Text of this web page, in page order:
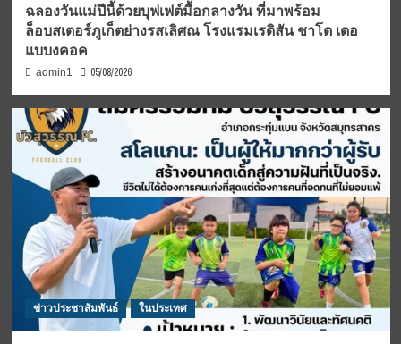
ฉลองวันแม่ปีนี้ด้วยบุฟเฟต์มื้อกลางวัน ที่มาพร้อม
ล็อบสเตอร์ภูเก็ตย่างรสเลิศณ โรงแรมเรดิสัน ชาโต เดอ
แบบงคอค
admin1 05/08/2026
ข่าวประชาสัมพันธ์ ในประเทศ